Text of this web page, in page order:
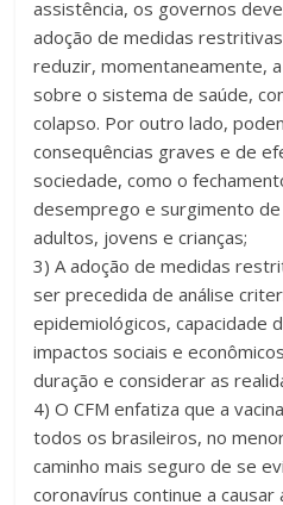
assistência, os governos
adoção de medidas
reduzir, momentaneamente,
sobre o sistema de saúde,
colapso. Por outro lado,
consequências graves e de
sociedade, como o
desemprego e surgimento
adultos, jovens e crianças;
3) A adoção de medidas
ser precedida de análise
epidemiológicos, capacidade
impactos sociais e
duração e considerar as
4) O CFM enfatiza que a
todos os brasileiros, no
caminho mais seguro de se
coronavírus continue a